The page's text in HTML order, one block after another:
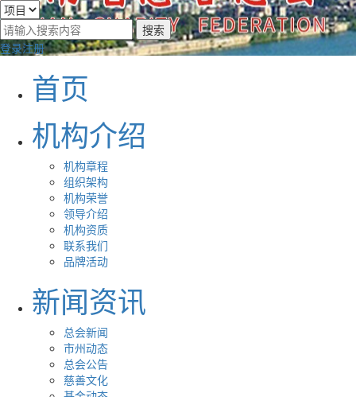
登录注册
首页
机构介绍
机构章程
组织架构
机构荣誉
领导介绍
机构资质
联系我们
品牌活动
新闻资讯
总会新闻
市州动态
总会公告
慈善文化